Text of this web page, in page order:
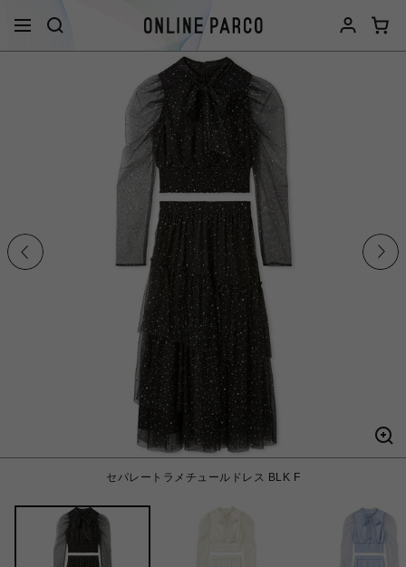
セパレートラメチュールドレス BLK F